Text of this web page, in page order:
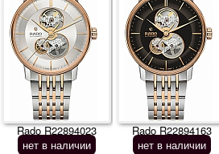
Rado R22894023
нет в наличии
Rado R22894163
нет в наличии